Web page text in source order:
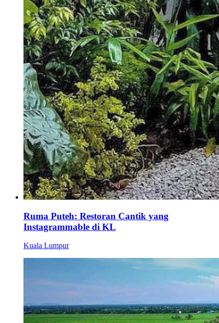
Ruma Puteh: Restoran Cantik yang
Instagrammable di KL
Kuala Lumpur